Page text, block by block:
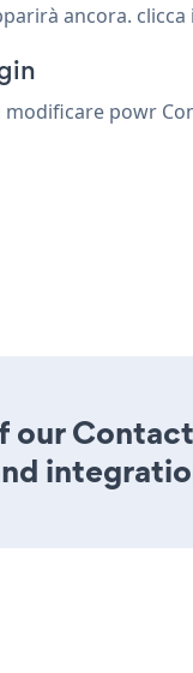
ancora. clicca
powr
our